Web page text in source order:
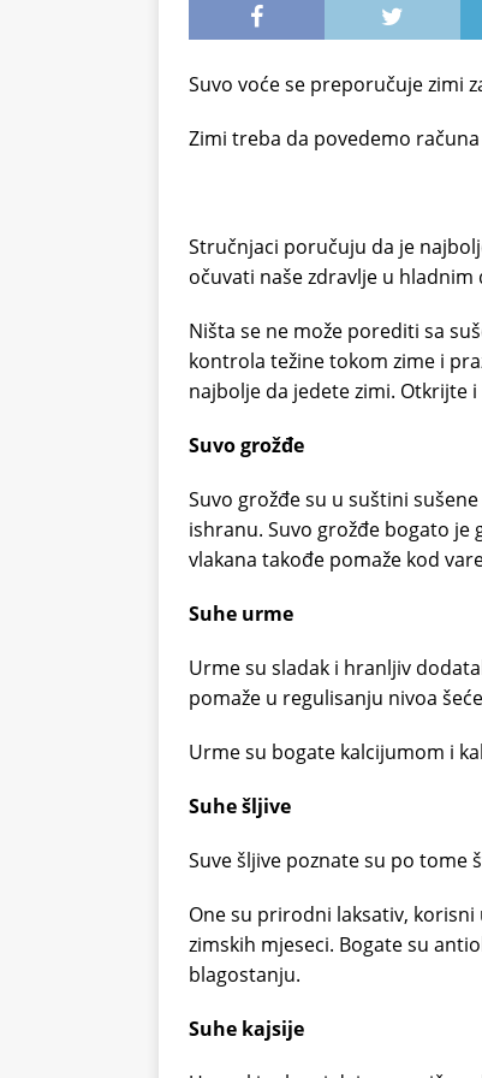
Suvo voće se preporučuje zimi
Zimi treba da povedemo
Stručnjaci poručuju da je
očuvati naše zdravlje u hladnim
Ništa se ne može porediti sa
kontrola težine tokom zime i
najbolje da jedete zimi. Otkrijte
Suvo grožđe
Suvo grožđe su u suštini
ishranu. Suvo grožđe bogato je
vlakana takođe pomaže kod
Suhe urme
Urme su sladak i hranljiv
pomaže u regulisanju nivoa
Urme su bogate kalcijumom i
Suhe šljive
Suve šljive poznate su po tome
One su prirodni laksativ,
zimskih mjeseci. Bogate su
blagostanju.
Suhe kajsije